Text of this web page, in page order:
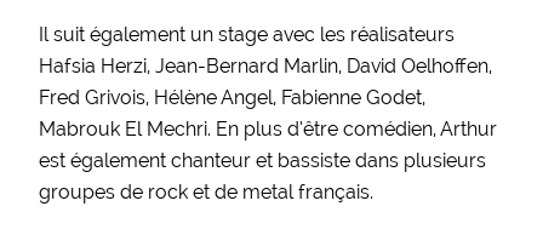
Il suit également un stage avec les réalisateurs
Hafsia Herzi, Jean-Bernard Marlin, David Oelhoffen,
Fred Grivois, Hélène Angel, Fabienne Godet,
Mabrouk El Mechri. En plus d’être comédien, Arthur
est également chanteur et bassiste dans plusieurs
groupes de rock et de metal français.